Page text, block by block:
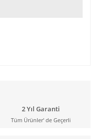
2 Yıl Garanti
Tüm Ürünler' de Geçerli